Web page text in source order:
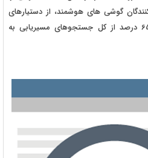
استفاده کنندگان گوشی های هوشمند، از دستیارهای
دیجیتال استفاده می کردند، و 65 درصد از کل جستجوهای مسیریابی به